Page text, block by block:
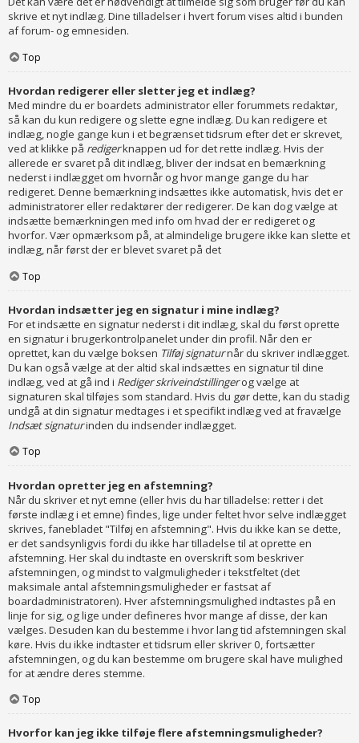
skrive et nyt indlæg. Dine tilladelser i hvert forum vises altid i bunden
af forum- og emnesiden.
Top
Hvordan redigerer eller sletter jeg et indlæg?
Med mindre du er boardets administrator eller forummets redaktør,
så kan du kun redigere og slette egne indlæg. Du kan redigere et
indlæg, nogle gange kun i et begrænset tidsrum efter det er skrevet,
ved at klikke på redigerknappen ud for det rette indlæg. Hvis der
allerede er svaret på dit indlæg, bliver der indsat en bemærkning
nederst i indlægget om hvornår og hvor mange gange du har
redigeret. Denne bemærkning indsættes ikke automatisk, hvis det er
administratorer eller redaktører der redigerer. De kan dog vælge at
indsætte bemærkningen med info om hvad der er redigeret og
hvorfor. Vær opmærksom på, at almindelige brugere ikke kan slette et
indlæg, når først der er blevet svaret på det
Top
Hvordan indsætter jeg en signatur i mine indlæg?
For et indsætte en signatur nederst i dit indlæg, skal du først oprette
en signatur i brugerkontrolpanelet under din profil. Når den er
oprettet, kan du vælge boksen Tilføj signaturnår du skriver indlægget.
Du kan også vælge at der altid skal indsættes en signatur til dine
indlæg, ved at gå ind i Rediger skriveindstillingerog vælge at
signaturen skal tilføjes som standard. Hvis du gør dette, kan du stadig
undgå at din signatur medtages i et specifikt indlæg ved at fravælge
Indsæt signaturinden du indsender indlægget.
Top
Hvordan opretter jeg en afstemning?
Når du skriver et nyt emne (eller hvis du har tilladelse: retter i det
første indlæg i et emne) findes, lige under feltet hvor selve indlægget
skrives, fanebladet "Tilføj en afstemning". Hvis du ikke kan se dette,
er det sandsynligvis fordi du ikke har tilladelse til at oprette en
afstemning. Her skal du indtaste en overskrift som beskriver
afstemningen, og mindst to valgmuligheder i tekstfeltet (det
maksimale antal afstemningsmuligheder er fastsat af
boardadministratoren). Hver afstemningsmulighed indtastes på en
linje for sig, og lige under defineres hvor mange af disse, der kan
vælges. Desuden kan du bestemme i hvor lang tid afstemningen skal
køre. Hvis du ikke indtaster et tidsrum eller skriver 0, fortsætter
afstemningen, og du kan bestemme om brugere skal have mulighed
for at ændre deres stemme.
Top
Hvorfor kan jeg ikke tilføje flere afstemningsmuligheder?